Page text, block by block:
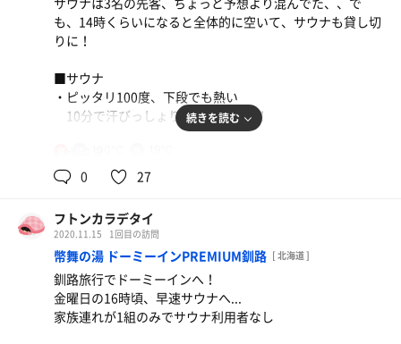
ウナ後に泳げる幸せ
■■感想■■
サウナ、水風呂、ジェットバス、あつ湯、シルキー風呂、
高濃度炭酸泉、露天にプールまで、、かなり楽しめる！
サ活を読む限り、混んでるかな？と覚悟して行きましたが
ンメンを...野菜の量は減った気がするけど美味しかったー
♡
フトンカラデテヨカッタ度：★★★
も、14時くらいになると全体的に空いて、サウナも貸し切
りに！
■サウナ
・ピッタリ100度、下段でも熱い
10分で汗びっしょり！気持ち良い！
・体感が19度くらい
バイブラあるけど、サウナが熱いからか、ぬるく感じて
しまうよー
15度くらいにして欲しい、、泣
■■感想■■
期待通りの良いサウナ！高温最高
しっかり整って、4セット後もしばらくホワホワしてずっ
と気持ち良かった
続きを読む
0 27
フトンカラデタイ
2020.11.15 1回目の訪問
幣舞の湯 ドーミーインPREMIUM釧路 [ 北海道 ]
釧路旅行でドーミーインへ！
金曜日の16時頃、早速サウナへ...
家族連れが1組のみでサウナ利用者なし